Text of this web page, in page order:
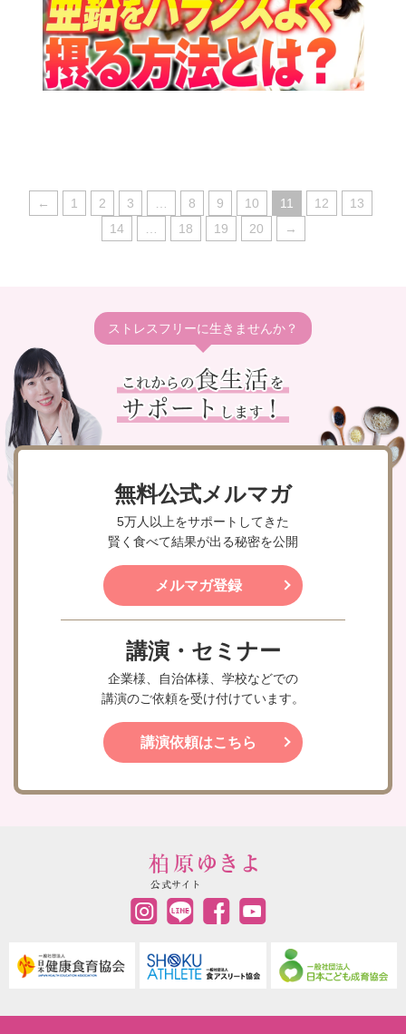
← 1 2 3 8 9 10 11 12
13
14
18 19 20 →
ストレスフリーに生きませんか？
無料公式メルマガ
5万人以上をサポートしてきた
賢く食べて結果が出る秘密を公開
メルマガ登録
講演・セミナー
企業様、自治体様、学校などでの
講演のご依頼を受け付けています。
講演依頼はこちら